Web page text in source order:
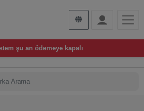
şu an ödemeye kapalı